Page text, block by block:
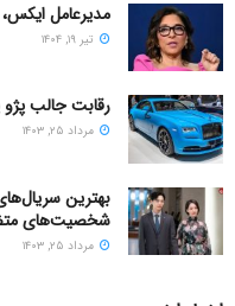
مدیرعامل ایکس،
تیر ۱۹, ۱۴۰۴
رقابت جالب
مرداد ۲۵, ۱۴۰۳
بهترین
شخصیت‌های
مرداد ۲۵, ۱۴۰۳